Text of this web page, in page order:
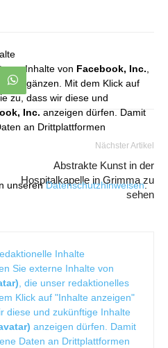
Inhalte von Facebook, Inc.
ergänzen. Mit dem Klick auf
zu, dass wir diese und
Inc. anzeigen dürfen. Damit
an Drittplattformen
unserenDatenschutzhinweisen.
Nächster Artikel
Abstrakte Kunst in der
Hospitalkapelle in Grimma zu
sehen
Inhalte
Sie externe Inhalte von
, die unser redaktionelles
Klick auf "Inhalte anzeigen"
diese und zukünftige Inhalte
anzeigen dürfen. Damit
Daten an Drittplattformen